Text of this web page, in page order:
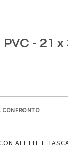
- 21 x
CONFRONTO
ALETTE E